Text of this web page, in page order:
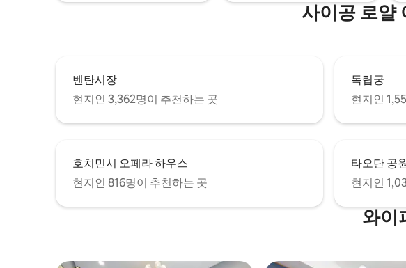
사이공 로얄
벤탄시장
현지인 3,362명이 추천하는 곳
독립궁
현지인
호치민시 오페라 하우스
현지인 816명이 추천하는 곳
타오단 공
현지인
와이